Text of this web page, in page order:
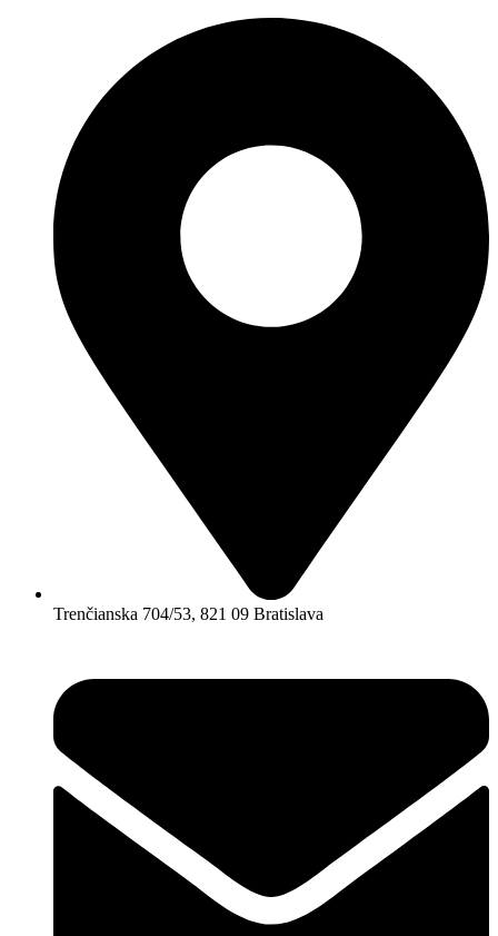
Trenčianska 704/53, 821 09 Bratislava